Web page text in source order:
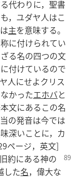
代わりに，聖書
，ユダヤ人はこ
主を意味する。
に付けられてい
る名の四つの文
付けているので
人にせよクリス
かったエホバと
文にあるこの名
の発音は今では
深いことに，カ
ページ，英文]
約にある神の
した名，偉大な